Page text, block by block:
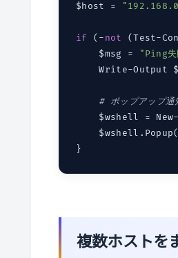
$host =
if (-not (Test-
    $msg =
"Ping失
Write-Output
# ポップアップ通
$wshell =
複数ホストを